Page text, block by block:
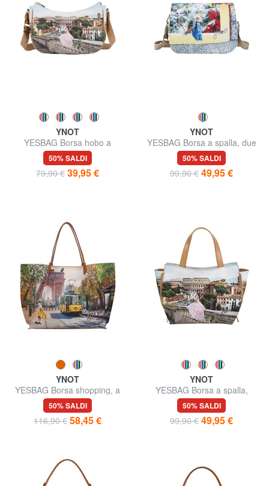
YNOT
YESBAG Borsa hobo a
tracolla
50% SALDI
79,90 € 39,95 €
YNOT
YESBAG Borsa a spalla, due
comparti
50% SALDI
99,90 € 49,95 €
YNOT
YESBAG Borsa shopping, a
spalla
50% SALDI
116,90 € 58,45 €
YNOT
YESBAG Borsa a spalla,
grandezza regolabile
50% SALDI
99,90 € 49,95 €